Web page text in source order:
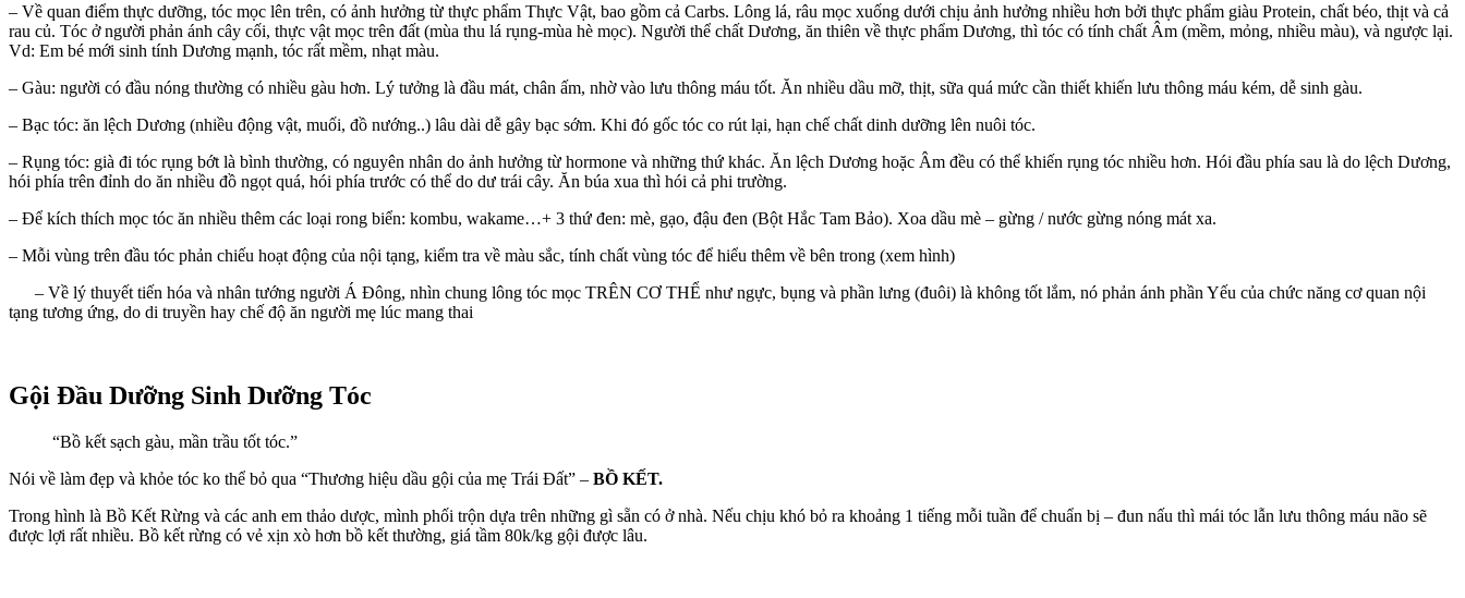
– Về quan điểm thực dưỡng, tóc mọc lên trên, có ảnh hưởng từ thực phẩm Thực Vật, bao gồm cả Carbs. Lông lá, râu mọc xuống dưới chịu ảnh hưởng nhiều hơn bởi thực phẩm giàu Protein, chất béo, thịt và cả
rau củ. Tóc ở người phản ánh cây cối, thực vật mọc trên đất (mùa thu lá rụng-mùa hè mọc). Người thể chất Dương, ăn thiên về thực phẩm Dương, thì tóc có tính chất Âm (mềm, mỏng, nhiều màu), và ngược lại.
Vd: Em bé mới sinh tính Dương mạnh, tóc rất mềm, nhạt màu.
– Gàu: người có đầu nóng thường có nhiều gàu hơn. Lý tưởng là đầu mát, chân ấm, nhờ vào lưu thông máu tốt. Ăn nhiều dầu mỡ, thịt, sữa quá mức cần thiết khiến lưu thông máu kém, dễ sinh gàu.
– Bạc tóc: ăn lệch Dương (nhiều động vật, muối, đồ nướng..) lâu dài dễ gây bạc sớm. Khi đó gốc tóc co rút lại, hạn chế chất dinh dưỡng lên nuôi tóc.
– Rụng tóc: già đi tóc rụng bớt là bình thường, có nguyên nhân do ảnh hưởng từ hormone và những thứ khác. Ăn lệch Dương hoặc Âm đều có thể khiến rụng tóc nhiều hơn. Hói đầu phía sau là do lệch Dương,
hói phía trên đỉnh do ăn nhiều đồ ngọt quá, hói phía trước có thể do dư trái cây. Ăn búa xua thì hói cả phi trường.
– Để kích thích mọc tóc ăn nhiều thêm các loại rong biển: kombu, wakame…+ 3 thứ đen: mè, gạo, đậu đen (Bột Hắc Tam Bảo). Xoa dầu mè – gừng / nước gừng nóng mát xa.
– Mỗi vùng trên đầu tóc phản chiếu hoạt động của nội tạng, kiểm tra về màu sắc, tính chất vùng tóc để hiểu thêm về bên trong (xem hình)
– Về lý thuyết tiến hóa và nhân tướng người Á Đông, nhìn chung lông tóc mọc TRÊN CƠ THỂ như ngực, bụng và phần lưng (đuôi) là không tốt lắm, nó phản ánh phần Yếu của chức năng cơ quan nội
tạng tương ứng, do di truyền hay chế độ ăn người mẹ lúc mang thai
Gội Đầu Dưỡng Sinh Dưỡng Tóc
“Bồ kết sạch gàu, mần trầu tốt tóc.”
Nói về làm đẹp và khỏe tóc ko thể bỏ qua “Thương hiệu dầu gội của mẹ Trái Đất” – BỒ KẾT.
Trong hình là Bồ Kết Rừng và các anh em thảo dược, mình phối trộn dựa trên những gì sẵn có ở nhà. Nếu chịu khó bỏ ra khoảng 1 tiếng mỗi tuần để chuẩn bị – đun nấu thì mái tóc lẫn lưu thông máu não sẽ
được lợi rất nhiều. Bồ kết rừng có vẻ xịn xò hơn bồ kết thường, giá tầm 80k/kg gội được lâu.